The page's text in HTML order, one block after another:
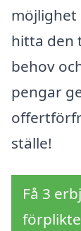
möjlighet
hitta den
behov
pengar
ställe!
Få 3